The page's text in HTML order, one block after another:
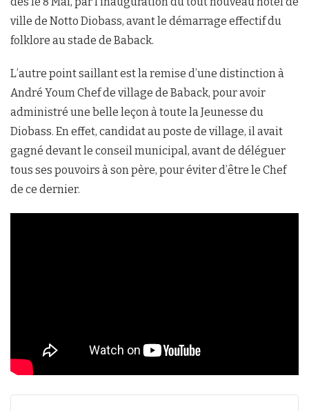
ville de Notto Diobass, avant le démarrage effectif du
folklore au stade de Baback.
L’autre point saillant est la remise d’une distinction à
André Youm Chef de village de Baback, pour avoir
administré une belle leçon à toute la Jeunesse du
Diobass. En effet, candidat au poste de village, il avait
gagné devant le conseil municipal, avant de déléguer
tous ses pouvoirs à son père, pour éviter d’être le Chef
de ce dernier.